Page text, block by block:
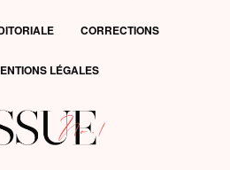
CORRECTIONS
LÉGALES